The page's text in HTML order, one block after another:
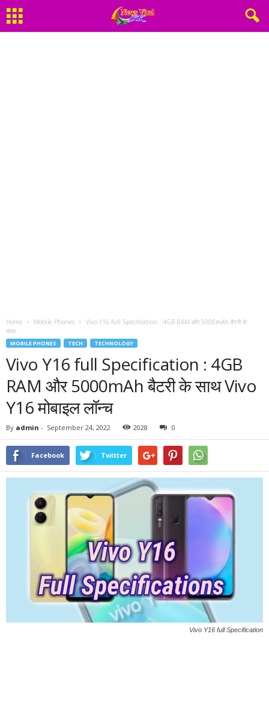
Home Mobile Phones
Vivo Y16 full Specification : 4GB RAM और 5000mAh बैटरी के
साथ...
MOBILE PHONES TECH TECHNOLOGY
Vivo Y16 full Specification : 4GB
RAM और 5000mAh बैटरी के साथ Vivo
Y16 मोबाइल लॉन्च
By admin - September 24, 2022 2028 0
Facebook Twitter
Vivo Y16 full Specification